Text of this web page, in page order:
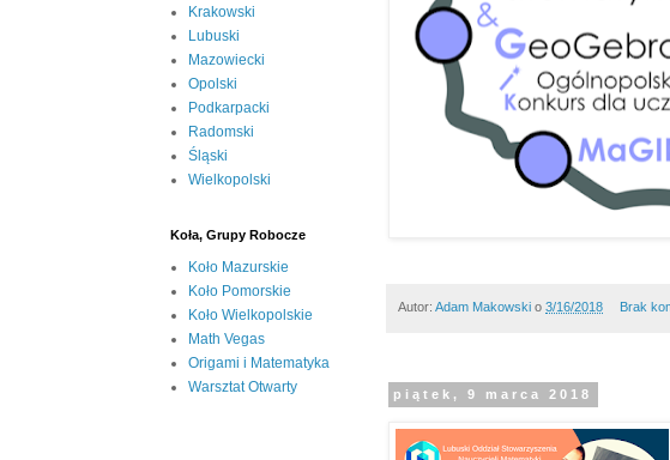
Autor: Adam Makowski o 3/16/2018 Brak
piątek, 9 marca 2018
Krakowski
Lubuski
Mazowiecki
Opolski
Podkarpacki
Radomski
Śląski
Wielkopolski
Koła, Grupy Robocze
Koło Mazurskie
Koło Pomorskie
Koło Wielkopolskie
Math Vegas
Origami i Matematyka
Warsztat Otwarty